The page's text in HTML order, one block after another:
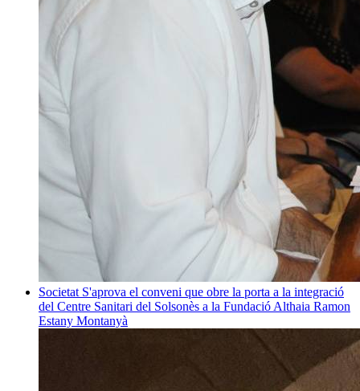
Societat S'aprova el conveni que obre la porta a la integració
del Centre Sanitari del Solsonès a la Fundació Althaia Ramon
Estany Montanyà